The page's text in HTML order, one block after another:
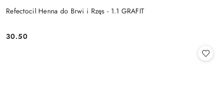
Refectocil Henna do Brwi i Rzęs - 1.1 GRAFIT
Cena:
30.50